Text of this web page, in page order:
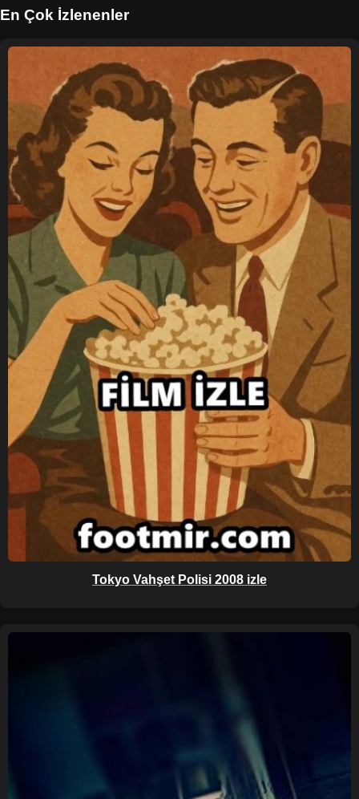
En Çok İzlenenler
Tokyo Vahşet Polisi 2008 izle